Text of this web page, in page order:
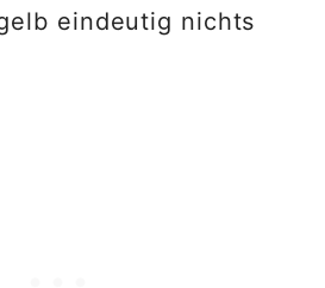
eindeutig nichts